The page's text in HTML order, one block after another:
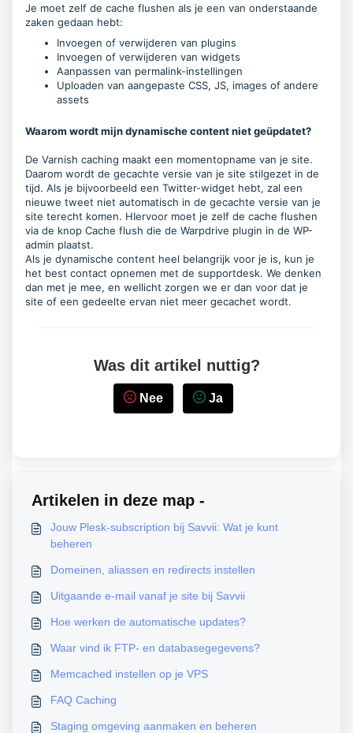
Je moet zelf de cache flushen als je een van onderstaande
zaken gedaan hebt:
Invoegen of verwijderen van plugins
Invoegen of verwijderen van widgets
Aanpassen van permalink-instellingen
Uploaden van aangepaste CSS, JS, images of andere
assets
Waarom wordt mijn dynamische content niet geüpdatet?
De Varnish caching maakt een momentopname van je site.
Daarom wordt de gecachte versie van je site stilgezet in de
tijd. Als je bijvoorbeeld een Twitter-widget hebt, zal een
nieuwe tweet niet automatisch in de gecachte versie van je
site terecht komen. HIervoor moet je zelf de cache flushen
via de knop Cache flush die de Warpdrive plugin in de WP-
admin plaatst.
Als je dynamische content heel belangrijk voor je is, kun je
het best contact opnemen met de supportdesk. We denken
dan met je mee, en wellicht zorgen we er dan voor dat je
site of een gedeelte ervan niet meer gecachet wordt.
Was dit artikel nuttig?
Nee Ja
Artikelen in deze map -
Jouw Plesk-subscription bij Savvii: Wat je kunt
beheren
Domeinen, aliassen en redirects instellen
Uitgaande e-mail vanaf je site bij Savvii
Hoe werken de automatische updates?
Waar vind ik FTP- en databasegegevens?
Memcached instellen op je VPS
FAQ Caching
Staging omgeving aanmaken en beheren